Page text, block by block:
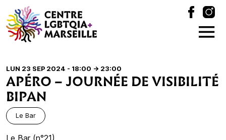
LUN 23 SEP 2024 - 18:00 -> 23:00
APÉRO – JOURNÉE DE VISIBILITÉ
BIPAN
Le Bar
Le Bar (n°21)